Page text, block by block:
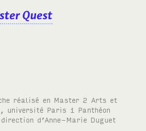
Quest
réalisé en Master 2 Arts et
université Paris 1 Panthéon
d’Anne-Marie Duguet